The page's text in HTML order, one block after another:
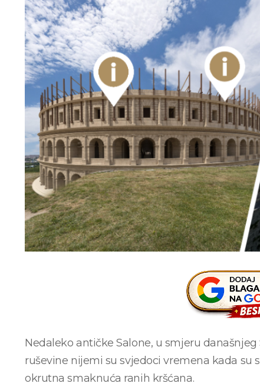
Nedaleko antičke Salone, u smjeru
ruševine nijemi su svjedoci vremena kada su
okrutna smaknuća ranih kršćana.